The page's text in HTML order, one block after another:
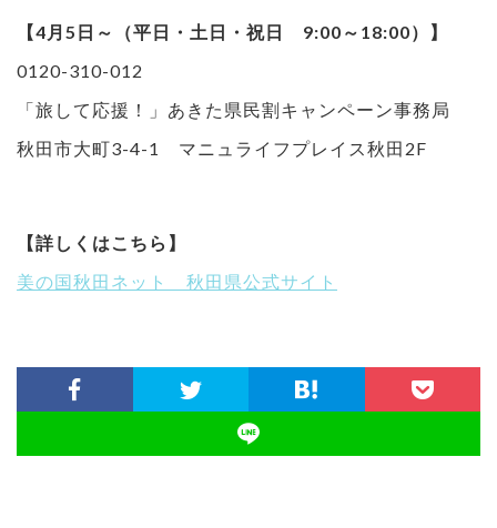
【4月5日～（平日・土日・祝日 9:00～18:00）】
0120-310-012
「旅して応援！」あきた県民割キャンペーン事務局
秋田市大町3-4-1 マニュライフプレイス秋田2F
【詳しくはこちら】
美の国秋田ネット 秋田県公式サイト